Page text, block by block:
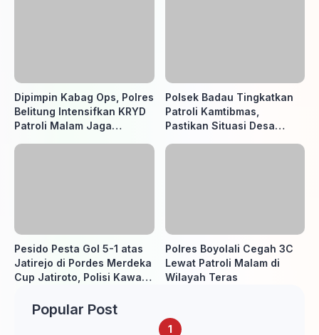
Dipimpin Kabag Ops, Polres
Belitung Intensifkan KRYD
Patroli Malam Jaga
Polsek Badau Tingkatkan
Patroli Kamtibmas,
Pastikan Situasi Desa
Pesido Pesta Gol 5-1 atas
Jatirejo di Pordes Merdeka
Cup Jatiroto, Polisi Kawal
Polres Boyolali Cegah 3C
Lewat Patroli Malam di
Wilayah Teras
Popular Post